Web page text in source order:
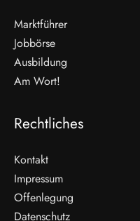
WEITERLESEN
Nicht verpassen
Marktführer
Jobbörse
Ausbildung
Am Wort!
Rechtliches
Kontakt
Impressum
Offenlegung
Datenschutz